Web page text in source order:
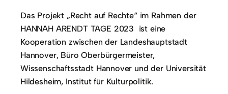
Das Projekt „Recht auf Rechte“ im Rahmen der
HANNAH ARENDT TAGE 2023 ist eine
Kooperation zwischen der Landeshauptstadt
Hannover, Büro Oberbürgermeister,
Wissenschaftsstadt Hannover und der Universität
Hildesheim, Institut für Kulturpolitik.